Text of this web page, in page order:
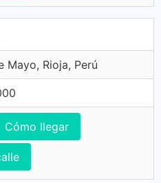
Mayo, Rioja, Perú
Cómo llegar